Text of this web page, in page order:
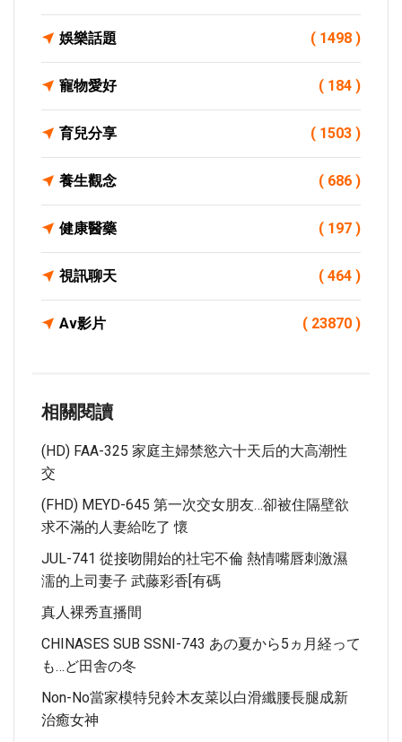
娛樂話題 ( 1498 )
寵物愛好 ( 184 )
育兒分享 ( 1503 )
養生觀念 ( 686 )
健康醫藥 ( 197 )
視訊聊天 ( 464 )
Av影片 ( 23870 )
相關閱讀
(HD) FAA-325 家庭主婦禁慾六十天后的大高潮性
交
(FHD) MEYD-645 第一次交女朋友…卻被住隔壁欲
求不滿的人妻給吃了 懷
JUL-741 從接吻開始的社宅不倫 熱情嘴唇刺激濕
濡的上司妻子 武藤彩香[有碼
真人裸秀直播間
CHINASES SUB SSNI-743 あの夏から5ヵ月経って
も…ど田舎の冬
Non-No當家模特兒鈴木友菜以白滑纖腰長腿成新
治癒女神